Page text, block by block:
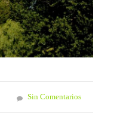
Sin Comentarios